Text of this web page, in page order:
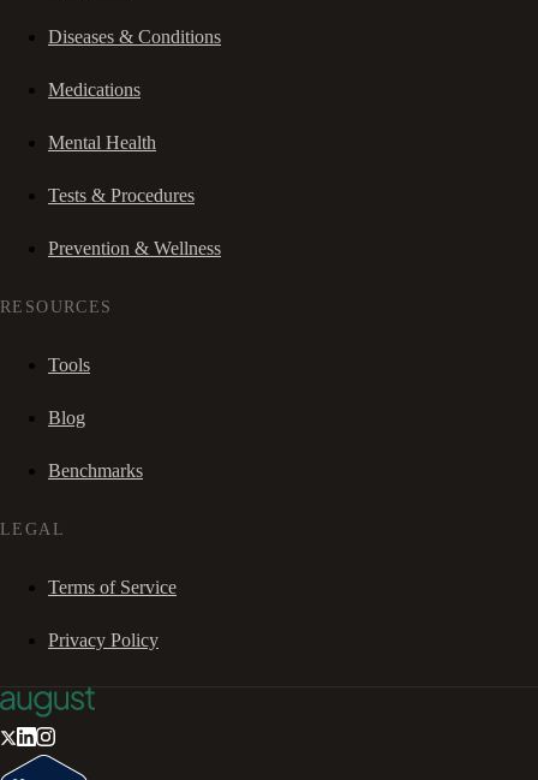
Diseases & Conditions
Medications
Mental Health
Tests & Procedures
Prevention & Wellness
RESOURCES
Tools
Blog
Benchmarks
LEGAL
Terms of Service
Privacy Policy